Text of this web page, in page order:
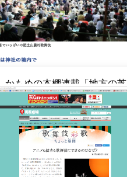
かもめの本棚連載「地方の芝
居小屋を巡る」第二回（上）
2019.10.5 執筆